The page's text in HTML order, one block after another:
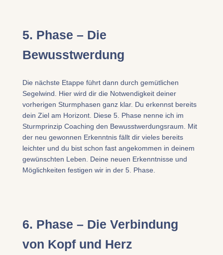
5. Phase – Die
Bewusstwerdung
​Die nächste Etappe führt dann durch gemütlichen
Segelwind. Hier wird dir die Notwendigkeit deiner
vorherigen Sturmphasen ganz klar. Du erkennst bereits
dein Ziel am Horizont. Diese 5. Phase nenne ich im
Sturmprinzip Coaching den Bewusstwerdungsraum. Mit
der neu gewonnen Erkenntnis fällt dir vieles bereits
leichter und du bist schon fast angekommen in deinem
gewünschten Leben. Deine neuen Erkenntnisse und
Möglichkeiten festigen wir in der 5. Phase.
6. Phase – Die Verbindung
von Kopf und Herz